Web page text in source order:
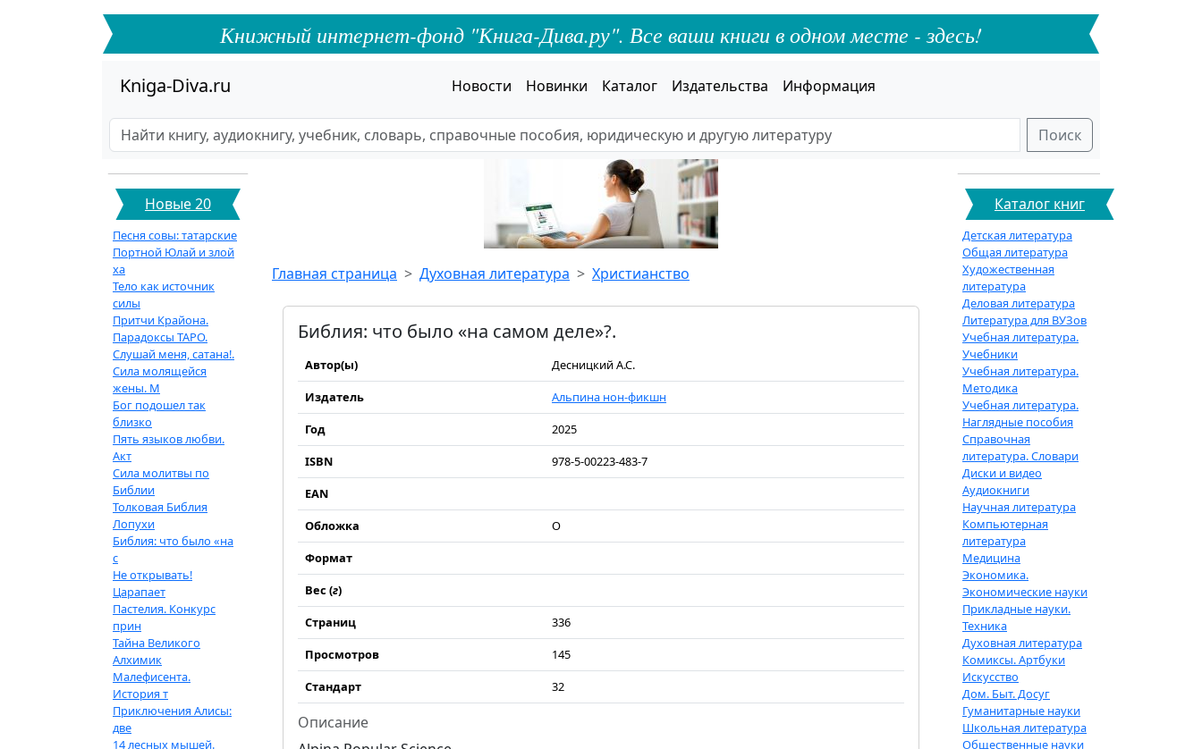
Книжный интернет-фонд "Книга-Дива.ру". Все ваши книги в одном месте - здесь!
Kniga-Diva.ru Новости Новинки Каталог Издательства Информация
Поиск
Новые 20
Песня совы: татарские
Портной Юлай и злой
ха
Тело как источник
силы
Притчи Крайона.
Парадоксы ТАРО.
Слушай меня, сатана!.
Сила молящейся
жены. М
Бог подошел так
близко
Пять языков любви.
Акт
Сила молитвы по
Библии
Толковая Библия
Лопухи
Библия: что было «на
с
Не открывать!
Царапает
Пастелия. Конкурс
прин
Тайна Великого
Алхимик
Малефисента.
История т
Приключения Алисы:
две
14 лесных мышей.
Главная страница Духовная литература Христианство
Библия: что было «на самом деле»?.
Автор(ы)
Десницкий А.С.
Издатель
Альпина нон-фикшн
Год
2025
ISBN
978-5-00223-483-7
EAN
Обложка
О
Формат
Вес (г)
Страниц
336
Просмотров
145
Стандарт
32
Описание
Каталог книг
Детская литература
Общая литература
Художественная
литература
Деловая литература
Литература для ВУЗов
Учебная литература.
Учебники
Учебная литература.
Методика
Учебная литература.
Наглядные пособия
Справочная
литература. Словари
Диски и видео
Аудиокниги
Научная литература
Компьютерная
литература
Медицина
Экономика.
Экономические науки
Прикладные науки.
Техника
Духовная литература
Комиксы. Артбуки
Искусство
Дом. Быт. Досуг
Гуманитарные науки
Школьная литература
Общественные науки